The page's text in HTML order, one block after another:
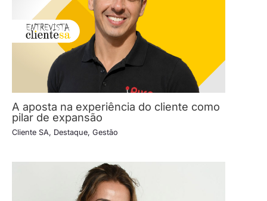
A aposta na experiência do cliente como
pilar de expansão
Cliente SA, Destaque, Gestão